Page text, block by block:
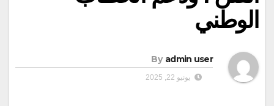
الوطني
By admin user
يونيو 22, 2025